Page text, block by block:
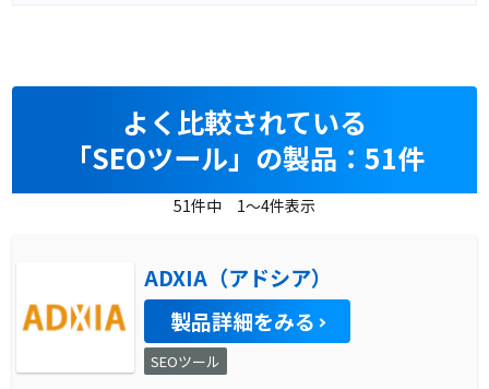
よく比較されている
「SEOツール」の製品：51件
51件中 1～4件表示
ADXIA（アドシア）
製品詳細をみる
SEOツール